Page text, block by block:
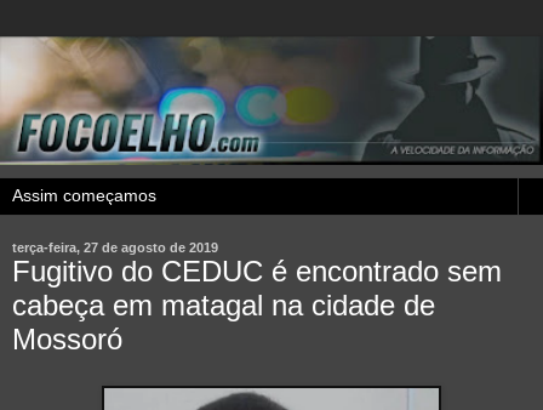
terça-feira, 27 de agosto de 2019
Fugitivo do CEDUC é encontrado sem
cabeça em matagal na cidade de
Mossoró